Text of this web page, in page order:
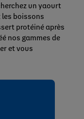
un yaourt
les boissons
protéiné après
nos gammes de
et vous